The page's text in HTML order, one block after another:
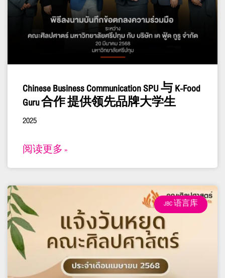
Chinese Business Communication SPU 与 K-Food
Guru 合作 提供领先品牌大学生
2025
阅读更多 »
JBC 语言库